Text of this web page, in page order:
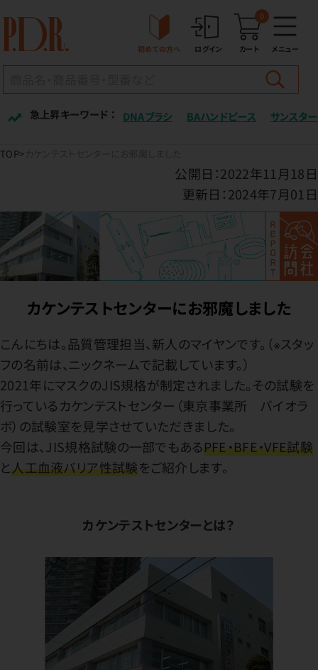
初めての方へ ログイン カート
0
メニュー
急上昇キーワード ： DNAブラシ BAハンドピース サンスター
TOP
公開日：2022年11月18日
更新日：2024年7月01日
カケンテストセンターにお邪魔しました
こんにちは。品質管理担当、新人のマイヤンです。（※スタッ
フの名前は、ニックネームで記載しています。）
2021年にマスクのJIS規格が制定されました。その試験を
行っているカケンテストセンター（東京事業所 バイオラ
ボ）の試験室を見学させていただきました。
今回は、JIS規格試験の一部でもあるPFE・BFE・VFE試験
と人工血液バリア性試験をご紹介します。
カケンテストセンターとは？